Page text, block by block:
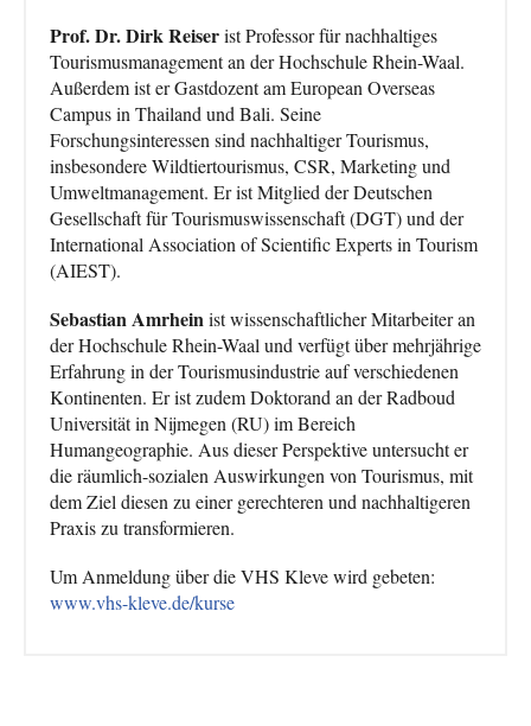
Prof. Dr. Dirk Reiserist Professor für nachhaltiges
Tourismusmanagement an der Hochschule Rhein-Waal.
Außerdem ist er Gastdozent am European Overseas
Campus in Thailand und Bali. Seine
Forschungsinteressen sind nachhaltiger Tourismus,
insbesondere Wildtiertourismus, CSR, Marketing und
Umweltmanagement. Er ist Mitglied der Deutschen
Gesellschaft für Tourismuswissenschaft (DGT) und der
International Association of Scientific Experts in Tourism
(AIEST).
Sebastian Amrhein ist wissenschaftlicher Mitarbeiter an
der Hochschule Rhein-Waal und verfügt über mehrjährige
Erfahrung in der Tourismusindustrie auf verschiedenen
Kontinenten. Er ist zudem Doktorand an der Radboud
Universität in Nijmegen (RU) im Bereich
Humangeographie. Aus dieser Perspektive untersucht er
die räumlich-sozialen Auswirkungen von Tourismus, mit
dem Ziel diesen zu einer gerechteren und nachhaltigeren
Praxis zu transformieren.
Um Anmeldung über die VHS Kleve wird gebeten:
www.vhs-kleve.de/kurse